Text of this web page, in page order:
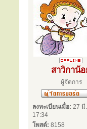
สาวิกาน้อ
ผู้จัดการ
ลงทะเบียนเมื่อ: 27 มี
17:34
โพสต์: 8158